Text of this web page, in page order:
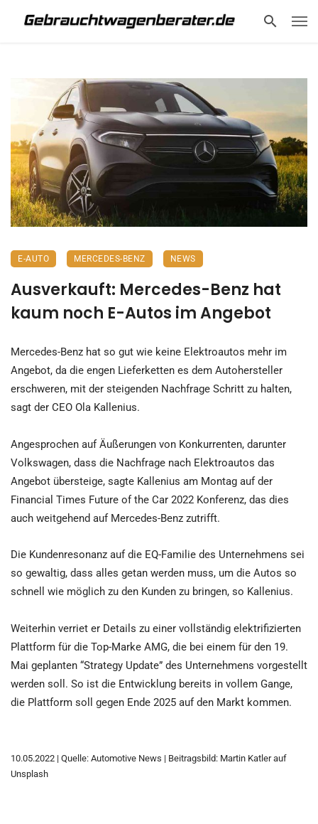
E-AUTO MERCEDES-BENZ NEWS
Ausverkauft: Mercedes-Benz hat
kaum noch E-Autos im Angebot
Mercedes-Benz hat so gut wie keine Elektroautos mehr im
Angebot, da die engen Lieferketten es dem Autohersteller
erschweren, mit der steigenden Nachfrage Schritt zu halten,
sagt der CEO Ola Kallenius.
Angesprochen auf Äußerungen von Konkurrenten, darunter
Volkswagen, dass die Nachfrage nach Elektroautos das
Angebot übersteige, sagte Kallenius am Montag auf der
Financial Times Future of the Car 2022 Konferenz, das dies
auch weitgehend auf Mercedes-Benz zutrifft.
Die Kundenresonanz auf die EQ-Familie des Unternehmens sei
so gewaltig, dass alles getan werden muss, um die Autos so
schnell wie möglich zu den Kunden zu bringen, so Kallenius.
Weiterhin verriet er Details zu einer vollständig elektrifizierten
Plattform für die Top-Marke AMG, die bei einem für den 19.
Mai geplanten “Strategy Update” des Unternehmens vorgestellt
werden soll. So ist die Entwicklung bereits in vollem Gange,
die Plattform soll gegen Ende 2025 auf den Markt kommen.
10.05.2022 | Quelle: Automotive News | Beitragsbild: Martin Katler auf
Unsplash